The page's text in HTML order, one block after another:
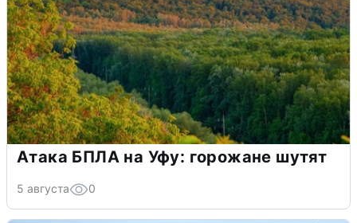
Атака БПЛА на Уфу: горожане шутят
5 августа 0